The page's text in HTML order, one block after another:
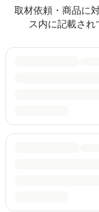
取材依頼・商品に
ス内に記載され